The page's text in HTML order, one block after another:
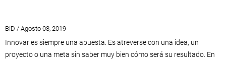
BID / Agosto 08, 2019
Innovar es siempre una apuesta. Es atreverse con una idea, un
proyecto o una meta sin saber muy bien cómo será su resultado. En